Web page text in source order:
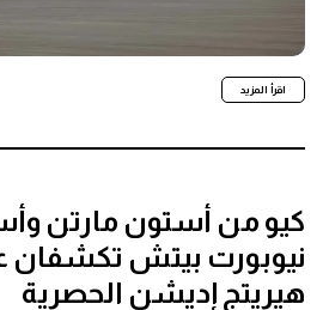
اقرأ المزيد
كيو من أستون مارتن
نيوبورت بيتش
هيريتج إديشن الحصرية